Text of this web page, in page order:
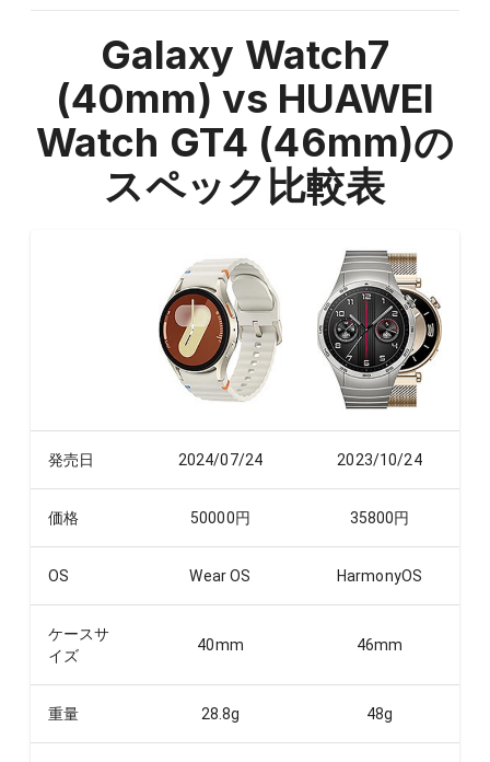
Galaxy Watch7
(40mm) vs HUAWEI
Watch GT4 (46mm)の
スペック比較表
発売日 2024/07/24 2023/10/24
価格 50000円 35800円
OS Wear OS HarmonyOS
ケースサ
イズ
40mm 46mm
重量 28.8g 48g